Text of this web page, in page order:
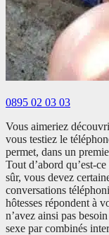
0895 02 03 03
Vous aimeriez
vous testiez le
permet, dans un
Tout d’abord qu’est-
sûr, vous devez
conversations
hôtesses répondent à
n’avez ainsi pas
sexe par combinés